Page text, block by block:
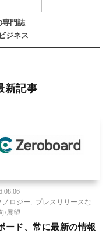
専門誌
ジネス
新記事
ノロジー
プレスリリースな
/展望
ード、常に最新の情報